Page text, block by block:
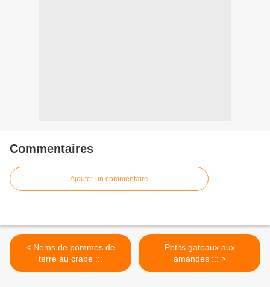
Commentaires
Ajouter un commentaire
< Nems de pommes de
terre au crabe :::
Petits gateaux aux
amandes ::: >